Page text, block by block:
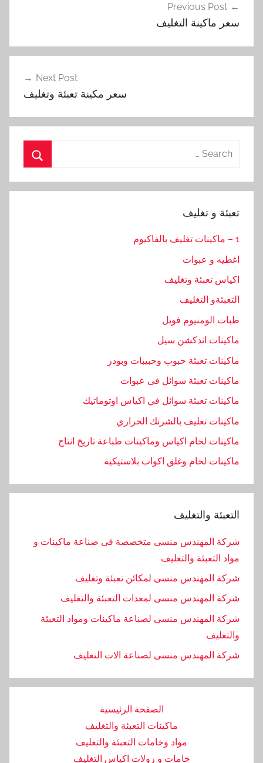
المقالات
Previous Post
سعر ماكينة التغليف
Next Post
سعر مكينة تعبئة وتغليف
Search
تعبئة و تغليف
1 – ماكينات تغليف بالفاكيوم
اغطيه و عبوات
اكياس تعبئة وتغليف
التعبئةو التغليف
طبات الومنيوم فويل
ماكينات اندكشن سيل
ماكينات تعبئة حبوب وحبيبات وبودر
ماكينات تعبئة سوائل فى عبوات
ماكينات تعبئة سوائل في اكياس اوتوماتيك
ماكينات تغليف بالشرنك الحراري
ماكينات لحام اكياس وماكينات طباعة تاريخ انتاج
ماكينات لحام وغلق اكواب بلاستيكية
التعبئة والتغليف
شركة المهندس منسى متخصصة فى صناعة ماكينات و
مواد التعبئة والتغليف
شركة المهندس منسى لمكائن تعبئة وتغليف
شركة المهندس منسى لمعدات التعبئة والتغليف
شركة المهندس منسى لصناعة ماكينات ومواد التعبئة
والتغليف
‏شركة المهندس منسى لصناعة الات التغليف
الصفحة الرئيسية
ماكينات التعبئة والتغليف
مواد وخامات التعبئة والتغليف
خامات و رولات اكياس التغليف